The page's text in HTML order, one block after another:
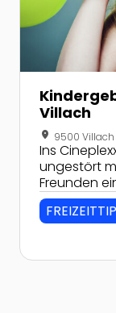
Villach
location_on 9500
Ins
ungestört
Freunden
Kino